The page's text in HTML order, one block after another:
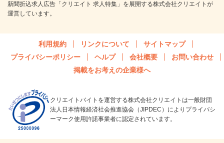
新聞折込求人広告「クリエイト 求人特集」を展開する株式会社クリエイトが
運営しています。
利用規約 リンクについて
サイトマップ
プライバシーポリシー
ヘルプ 会社概要
お問い合わせ
掲載をお考えの企業様へ
クリエイトバイトを運営する株式会社クリエイトは一般財団
法人日本情報経済社会推進協会（JIPDEC）によりプライバシ
ーマーク使用許諾事業者に認定されています。